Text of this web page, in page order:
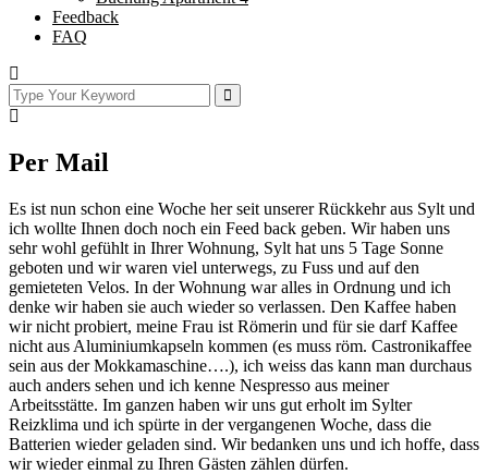
Feedback
FAQ
Per Mail
Es ist nun schon eine Woche her seit unserer Rückkehr aus Sylt und
ich wollte Ihnen doch noch ein Feed back geben. Wir haben uns
sehr wohl gefühlt in Ihrer Wohnung, Sylt hat uns 5 Tage Sonne
geboten und wir waren viel unterwegs, zu Fuss und auf den
gemieteten Velos. In der Wohnung war alles in Ordnung und ich
denke wir haben sie auch wieder so verlassen. Den Kaffee haben
wir nicht probiert, meine Frau ist Römerin und für sie darf Kaffee
nicht aus Aluminiumkapseln kommen (es muss röm. Castronikaffee
sein aus der Mokkamaschine….), ich weiss das kann man durchaus
auch anders sehen und ich kenne Nespresso aus meiner
Arbeitsstätte. Im ganzen haben wir uns gut erholt im Sylter
Reizklima und ich spürte in der vergangenen Woche, dass die
Batterien wieder geladen sind. Wir bedanken uns und ich hoffe, dass
wir wieder einmal zu Ihren Gästen zählen dürfen.